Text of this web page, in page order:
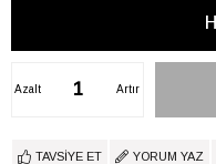
Artır
Azalt
TAVSIYE ET YORUM YAZ